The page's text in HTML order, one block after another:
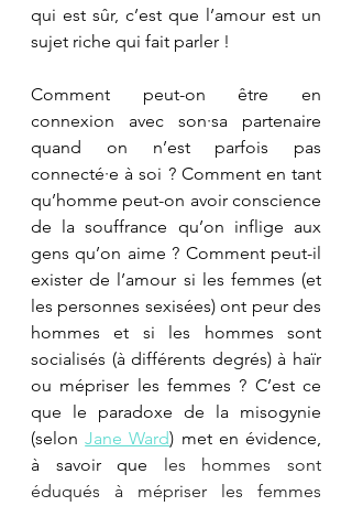
qui est sûr, c’est que l’amour est un
sujet riche qui fait parler !
Comment peut-on être en
connexion avec son·sa partenaire
quand on n’est parfois pas
connecté·e à soi ? Comment en tant
qu’homme peut-on avoir conscience
de la souffrance qu’on inflige aux
gens qu’on aime ? Comment peut-il
exister de l’amour si les femmes (et
les personnes sexisées) ont peur des
hommes et si les hommes sont
socialisés (à différents degrés) à haïr
ou mépriser les femmes ? C’est ce
que le paradoxe de la misogynie
(selon Jane Ward) met en évidence,
à savoir que les hommes sont
éduqués à mépriser les femmes